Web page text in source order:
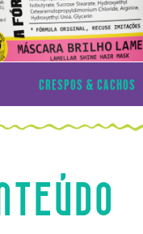
CRESPOS & CACHOS